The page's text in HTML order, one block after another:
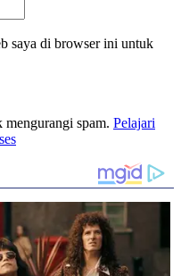
saya di browser ini untuk
spam. Pelajari